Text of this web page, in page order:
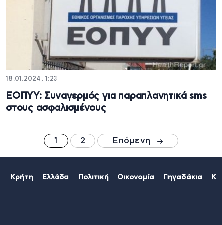
18.01.2024, 1:23
ΕΟΠΥΥ: Συναγερμός για παραπλανητικά sms
στους ασφαλισμένους
1 2 Επόμενη
Κρήτη Ελλάδα Πολιτική Οικονομία Πηγαδάκια